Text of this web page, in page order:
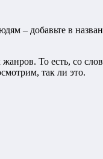
– добавьте в
То есть, со
так ли это.